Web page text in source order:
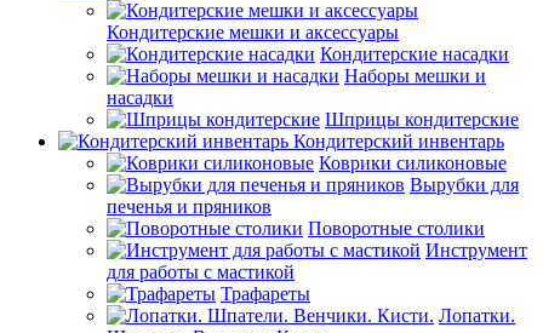
Кондитерские мешки и аксессуары
Кондитерские насадки
Наборы мешки и
насадки
Шприцы кондитерские
Кондитерский инвентарь
Коврики силиконовые
Вырубки для
печенья и пряников
Поворотные столики
Инструмент
для работы с мастикой
Трафареты
Лопатки.